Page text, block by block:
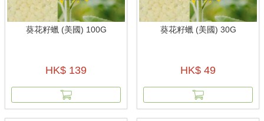
葵花籽蠟 (美國) 100G
HK$ 139
葵花籽蠟 (美國) 30G
HK$ 49